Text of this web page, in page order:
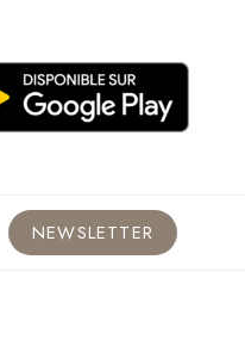
NEWSLETTER